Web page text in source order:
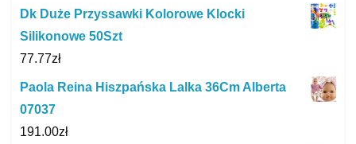
Dk Duże Przyssawki Kolorowe Klocki
Silikonowe 50Szt
77.77zł
Paola Reina Hiszpańska Lalka 36Cm Alberta
07037
191.00zł